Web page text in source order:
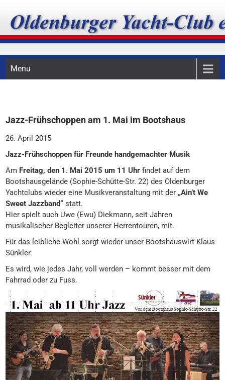
content
Oldenburger Yacht-Club
e.V.
Menu
Jazz-Frühschoppen am 1. Mai im Bootshaus
26. April 2015
Jazz-Frühschoppen für Freunde handgemachter Musik
Am Freitag, den 1. Mai 2015 um 11 Uhr findet auf dem
Bootshausgelände (Sophie-Schütte-Str. 22) des Oldenburger
Yachtclubs wieder eine Musikveranstaltung mit der „Ain’t We
Sweet Jazzband“ statt.
Hier spielt auch Uwe (Ewu) Diekmann, seit Jahren
musikalischer Begleiter unserer Herrentouren, mit.
Für das leibliche Wohl sorgt wieder unser Bootshauswirt Klaus
Sünkler.
Es wird, wie jedes Jahr, voll werden – kommt besser mit dem
Fahrrad oder zu Fuss.